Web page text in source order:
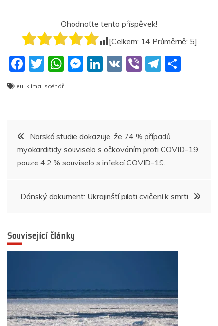
Ohodnoťte tento příspěvek!
[Celkem: 14 Průměrně: 5]
F
a
c
o
o
T
w
itt
W
p
p
M
g
er
Li
n
V
Vi T
m
eu klima scénář
Navigace
pro
Norská studie dokazuje, že 74 % případů
myokarditidy souviselo s očkováním proti COVID-19,
pouze 4,2 % souviselo s infekcí COVID-19.
Dánský dokument: Ukrajinští piloti cvičení k smrti
Související články